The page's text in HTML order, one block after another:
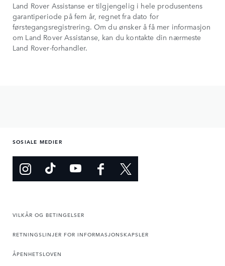
Land Rover Assistanse er tilgjengelig i hele produsentens
garantiperiode på fem år, regnet fra dato for
førstegangsregistrering. Om du ønsker å få mer informasjon
om Land Rover Assistanse, kan du kontakte din nærmeste
Land Rover-forhandler.
SOSIALE MEDIER
VILKÅR OG BETINGELSER
RETNINGSLINJER FOR INFORMASJONSKAPSLER
ÅPENHETSLOVEN